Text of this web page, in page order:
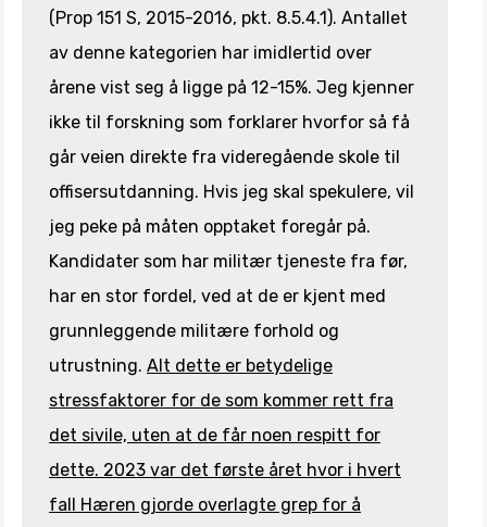
(Prop 151 S, 2015-2016, pkt. 8.5.4.1). Antallet
av denne kategorien har imidlertid over
årene vist seg å ligge på 12-15%. Jeg kjenner
ikke til forskning som forklarer hvorfor så få
går veien direkte fra videregående skole til
offisersutdanning. Hvis jeg skal spekulere, vil
jeg peke på måten opptaket foregår på.
Kandidater som har militær tjeneste fra før,
har en stor fordel, ved at de er kjent med
grunnleggende militære forhold og
utrustning. Alt dette er betydelige
stressfaktorer for de som kommer rett fra
det sivile, uten at de får noen respitt for
dette. 2023 var det første året hvor i hvert
fall Hæren gjorde overlagte grep for å